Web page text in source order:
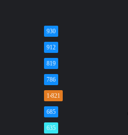
930
912
819
786
1٬821
685
635